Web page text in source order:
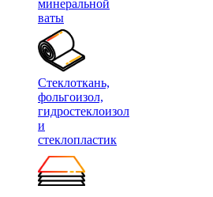
минеральной
ваты
Стеклоткань,
фольгоизол,
гидростеклоизол
и
стеклопластик